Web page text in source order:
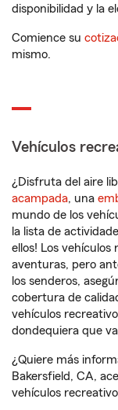
disponibilidad y la
Comience su
mismo.
Vehículos
¿Disfruta del aire
acampada, una
mundo de los
la lista de
ellos! Los
aventuras, pero
los senderos,
cobertura de
vehículos
dondequiera que
¿Quiere más
Bakersfield, CA,
vehículos